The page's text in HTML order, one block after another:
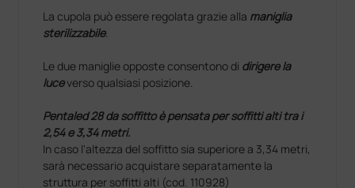
La cupola può essere regolata grazie alla maniglia
sterilizzabile.
Le due maniglie opposte consentono di dirigere la
luceverso qualsiasi posizione.
Pentaled 28 da soffitto è pensata per soffitti alti tra i
2,54 e 3,34 metri.
In caso l'altezza del soffitto sia superiore a 3,34 metri,
sarà necessario acquistare separatamente la
struttura per soffitti alti (cod. 110928)